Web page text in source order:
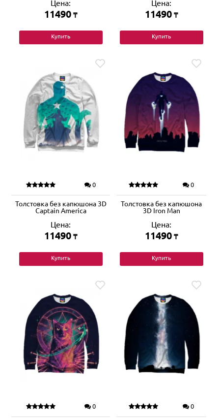
Цена:
11490 ₸
Купить
Цена:
11490 ₸
Купить
0
Толстовка без капюшона 3D
Captain America
Цена:
11490 ₸
Купить
0
Толстовка без капюшона
3D Iron Man
Цена:
11490 ₸
Купить
0 0